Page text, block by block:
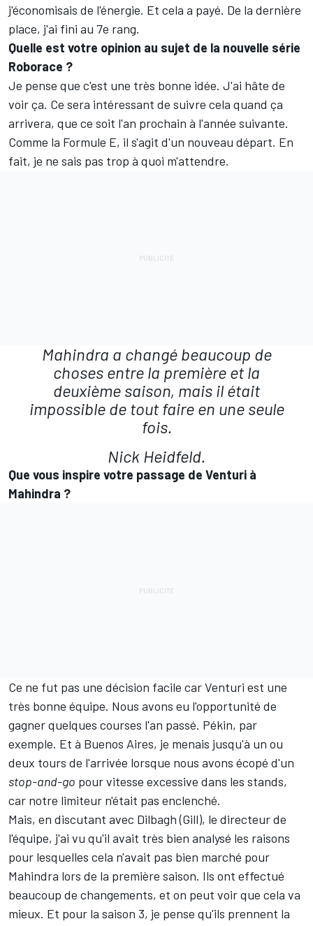
j'économisais de l'énergie. Et cela a payé. De la dernière
place, j'ai fini au 7e rang.
Quelle est votre opinion au sujet de la nouvelle série
Roborace ?
Je pense que c'est une très bonne idée. J'ai hâte de
voir ça. Ce sera intéressant de suivre cela quand ça
arrivera, que ce soit l'an prochain à l'année suivante.
Comme la Formule E, il s'agit d'un nouveau départ. En
fait, je ne sais pas trop à quoi m'attendre.
Mahindra a changé beaucoup de
choses entre la première et la
deuxième saison, mais il était
impossible de tout faire en une seule
fois.
Nick Heidfeld.
Que vous inspire votre passage de Venturi à
Mahindra ?
Ce ne fut pas une décision facile car Venturi est une
très bonne équipe. Nous avons eu l'opportunité de
gagner quelques courses l'an passé. Pékin, par
exemple. Et à Buenos Aires, je menais jusqu'à un ou
deux tours de l'arrivée lorsque nous avons écopé d'un
stop-and-go pour vitesse excessive dans les stands,
car notre limiteur n'était pas enclenché.
Mais, en discutant avec Dilbagh (Gill), le directeur de
l'équipe, j'ai vu qu'il avait très bien analysé les raisons
pour lesquelles cela n'avait pas bien marché pour
Mahindra lors de la première saison. Ils ont effectué
beaucoup de changements, et on peut voir que cela va
mieux. Et pour la saison 3, je pense qu'ils prennent la